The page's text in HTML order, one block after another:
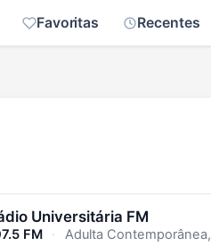
Favoritas Recentes
Universitária FM
FM · Adulta Contemporânea, Jazz